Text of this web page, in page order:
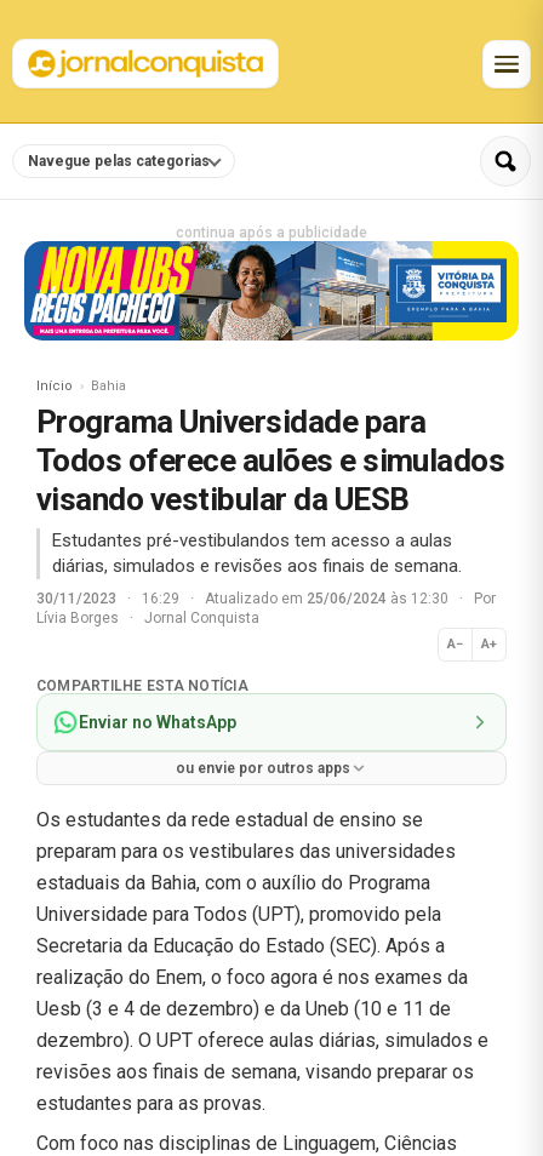
Navegue pelas categorias
continua após a publicidade
Início Bahia
Programa Universidade para
Todos oferece aulões e simulados
visando vestibular da UESB
Estudantes pré-vestibulandos tem acesso a aulas
diárias, simulados e revisões aos finais de semana.
30/11/2023 · 16:29 · Atualizado em 25/06/2024 às 12:30 ·
Por
Lívia Borges
· Jornal Conquista
A− A+
Normal
COMPARTILHE ESTA NOTÍCIA
Enviar no WhatsApp
ou envie por outros apps
Os estudantes da rede estadual de ensino se
preparam para os vestibulares das universidades
estaduais da Bahia, com o auxílio do Programa
Universidade para Todos (UPT), promovido pela
Secretaria da Educação do Estado (SEC). Após a
realização do Enem, o foco agora é nos exames da
Uesb (3 e 4 de dezembro) e da Uneb (10 e 11 de
dezembro). O UPT oferece aulas diárias, simulados e
revisões aos finais de semana, visando preparar os
estudantes para as provas.
Com foco nas disciplinas de Linguagem, Ciências